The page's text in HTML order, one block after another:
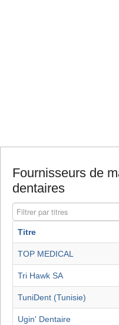
Fournisseurs de
dentaires
Filtrer par titres
Titre
TOP MEDICAL
Tri Hawk SA
TuniDent (Tunisie)
Ugin' Dentaire